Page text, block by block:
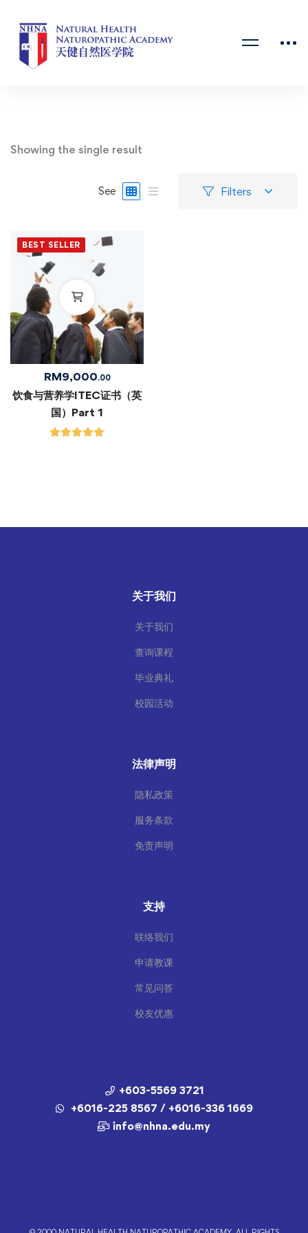
Showing the single result
See Filters
BEST SELLER
RM9,000.00
饮食与营养学ITEC证书（英
国）Part 1
关于我们
关于我们
查询课程
毕业典礼
校园活动
法律声明
隐私政策
服务条款
免责声明
支持
联络我们
申请教课
常见问答
校友优惠
+603-5569 3721
+6016-225 8567 / +6016-336 1669
info@nhna.edu.my